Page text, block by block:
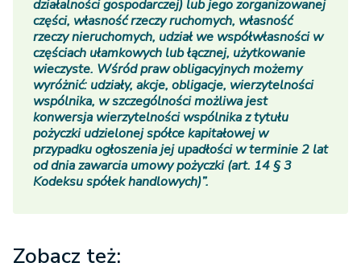
działalności gospodarczej) lub jego zorganizowanej
części, własność rzeczy ruchomych, własność
rzeczy nieruchomych, udział we współwłasności w
częściach ułamkowych lub łącznej, użytkowanie
wieczyste. Wśród praw obligacyjnych możemy
wyróżnić: udziały, akcje, obligacje, wierzytelności
wspólnika, w szczególności możliwa jest
konwersja wierzytelności wspólnika z tytułu
pożyczki udzielonej spółce kapitałowej w
przypadku ogłoszenia jej upadłości w terminie 2 lat
od dnia zawarcia umowy pożyczki (art. 14 § 3
Kodeksu spółek handlowych)”.
Zobacz też: